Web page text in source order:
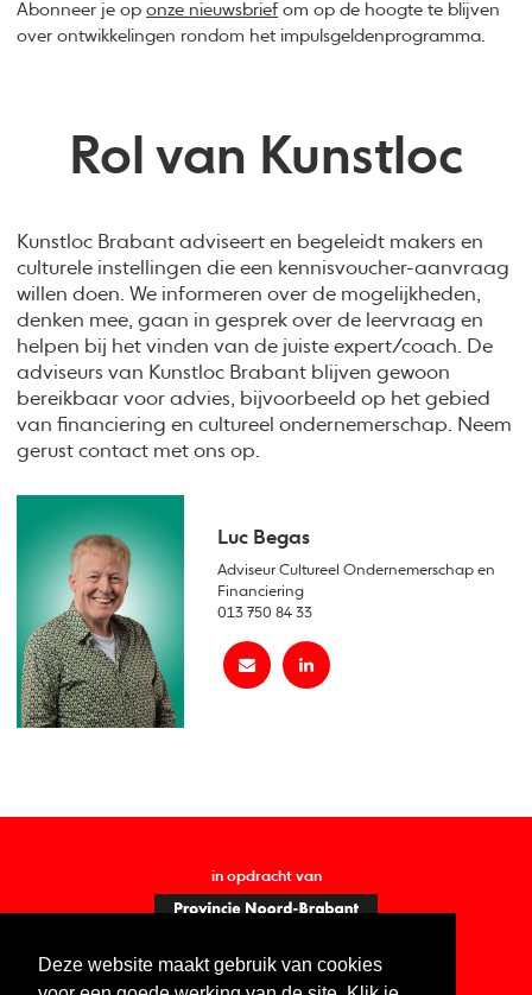
Deze website maakt gebruik van cookies
Abonneer je oponze nieuwsbrief om op de hoogte te blijven
over ontwikkelingen rondom het impulsgeldenprogramma.
Rol van Kunstloc
Kunstloc Brabant adviseert en begeleidt makers en
culturele instellingen die een kennisvoucher-aanvraag
willen doen. We informeren over de mogelijkheden,
denken mee, gaan in gesprek over de leervraag en
helpen bij het vinden van de juiste expert/coach. De
adviseurs van Kunstloc Brabant blijven gewoon
bereikbaar voor advies, bijvoorbeeld op het gebied
van financiering en cultureel ondernemerschap. Neem
gerust contact met ons op.
Luc Begas
Adviseur Cultureel Ondernemerschap en
Financiering
013 750 84 33
in opdracht van